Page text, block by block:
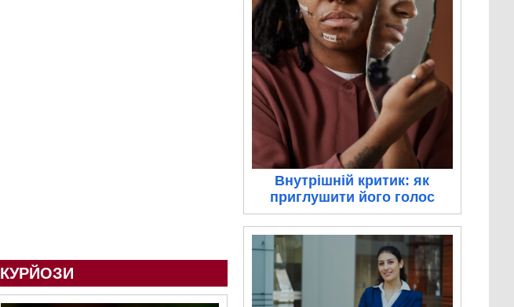
КУРЙОЗИ
Внутрішній критик: як
приглушити його голос